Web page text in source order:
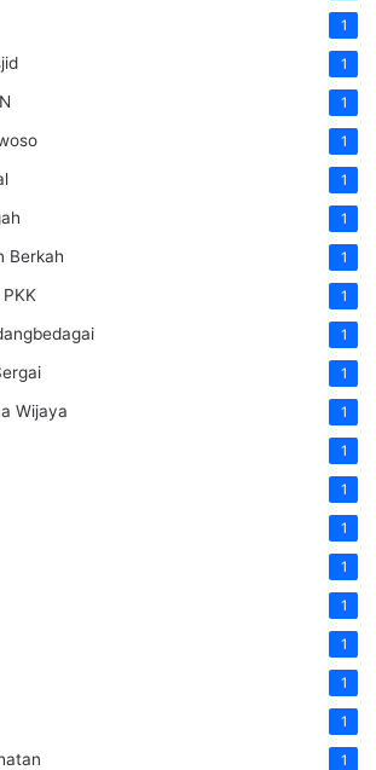
1
1
1
1
1
1
Berkah 1
1
1
1
Wijaya 1
1
1
1
1
1
1
1
1
1